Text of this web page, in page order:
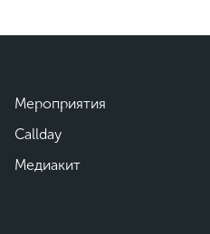
Мероприятия
Callday
Медиакит